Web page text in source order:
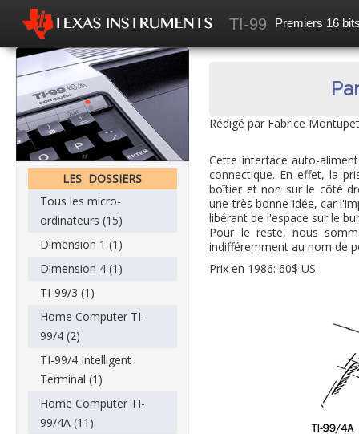
TI-99 Premiers 16
Accueil
Mes recherches
News
Les articles
Forum
LES DOSSIERS
Tous les micro-
ordinateurs (15)
Dimension 1 (1)
Dimension 4 (1)
TI-99/3 (1)
Home Computer TI-
99/4 (2)
TI-99/4 Intelligent
Terminal (1)
Home Computer TI-
99/4A (11)
Rédigé par Fabrice
Cette interface auto-
connectique. En effet, la
boîtier et non sur le côté
une très bonne idée, car
libérant de l'espace sur le
Pour le reste, nous
indifféremment au nom de
Prix en 1986: 60$ US.